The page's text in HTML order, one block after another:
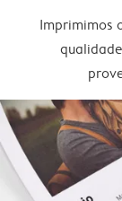
Imprimimos